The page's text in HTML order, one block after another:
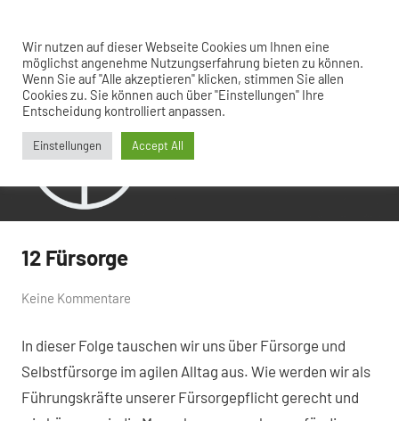
springen
Hinter
den
Kulissen
agil
weiter
gedacht
Allgemein
12 Fürsorge
von
Saladino
25.
2022
Keine Kommentare
In dieser Folge tauschen wir uns über Fürsorge und
Selbstfürsorge im agilen Alltag aus. Wie werden wir als
Führungskräfte unserer Fürsorgepflicht gerecht und
Wir nutzen auf dieser Webseite Cookies um Ihnen eine
möglichst angenehme Nutzungserfahrung bieten zu können.
Wenn Sie auf "Alle akzeptieren" klicken, stimmen Sie allen
Cookies zu. Sie können auch über "Einstellungen" Ihre
Entscheidung kontrolliert anpassen.
Einstellungen Accept All